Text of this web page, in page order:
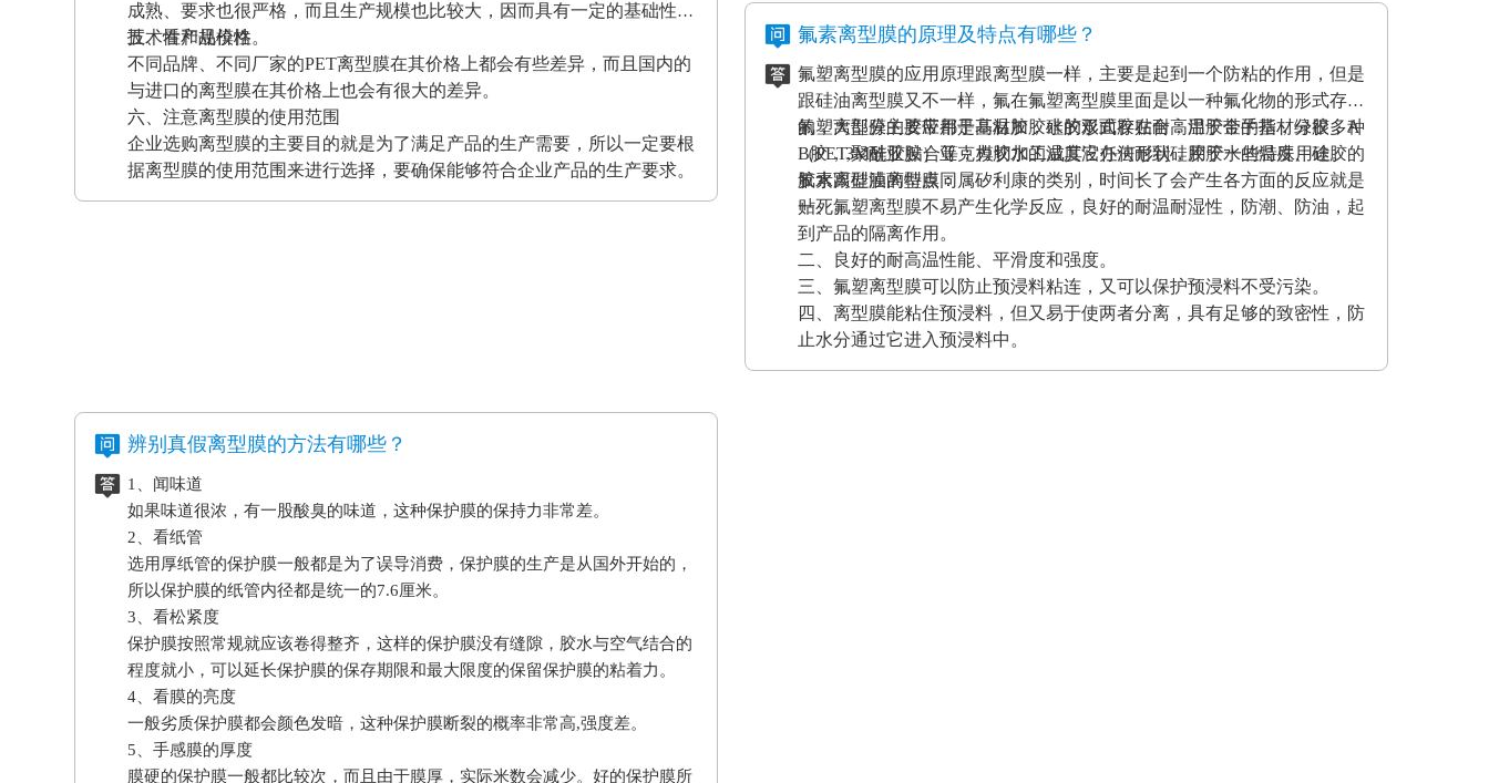
成熟、要求也很严格，而且生产规模也比较大，因而具有一定的基础性、
技术性和规模性。
五、看产品价格
不同品牌、不同厂家的PET离型膜在其价格上都会有些差异，而且国内的
与进口的离型膜在其价格上也会有很大的差异。
六、注意离型膜的使用范围
企业选购离型膜的主要目的就是为了满足产品的生产需要，所以一定要根
据离型膜的使用范围来进行选择，要确保能够符合企业产品的生产要求。
氟素离型膜的原理及特点有哪些？
氟塑离型膜的应用原理跟离型膜一样，主要是起到一个防粘的作用，但是
跟硅油离型膜又不一样，氟在氟塑离型膜里面是以一种氟化物的形式存在
的，大部分的胶带都是基材加胶水的形式存在耐高温胶带的基材分很多种
（PET,聚酰亚胺）亚克力胶水的温度没办法耐到硅胶胶水的温度、硅胶的
胶水跟硅油离型膜同属矽利康的类别，时间长了会产生各方面的反应就是
贴死。
氟塑离型膜主要应用于高温胶，硅胶双面胶贴合；用于金手指，绿胶，A
B胶，3M硅胶贴合等；模切加工成其它任何形状，用于一些特殊用途。
氟素离型膜的特点：
一、氟塑离型膜不易产生化学反应，良好的耐温耐湿性，防潮、防油，起
到产品的隔离作用。
二、良好的耐高温性能、平滑度和强度。
三、氟塑离型膜可以防止预浸料粘连，又可以保护预浸料不受污染。
四、离型膜能粘住预浸料，但又易于使两者分离，具有足够的致密性，防
止水分通过它进入预浸料中。
辨别真假离型膜的方法有哪些？
1、闻味道
如果味道很浓，有一股酸臭的味道，这种保护膜的保持力非常差。
2、看纸管
选用厚纸管的保护膜一般都是为了误导消费，保护膜的生产是从国外开始的，
所以保护膜的纸管内径都是统一的7.6厘米。
3、看松紧度
保护膜按照常规就应该卷得整齐，这样的保护膜没有缝隙，胶水与空气结合的
程度就小，可以延长保护膜的保存期限和最大限度的保留保护膜的粘着力。
4、看膜的亮度
一般劣质保护膜都会颜色发暗，这种保护膜断裂的概率非常高,强度差。
5、手感膜的厚度
膜硬的保护膜一般都比较次，而且由于膜厚，实际米数会减少。好的保护膜所